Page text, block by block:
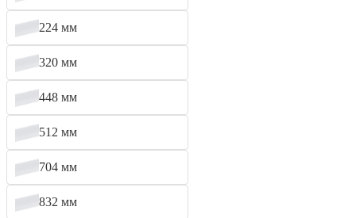
224 мм
320 мм
448 мм
512 мм
704 мм
832 мм